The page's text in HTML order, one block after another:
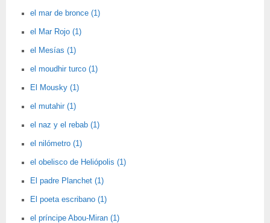
el mar de bronce (1)
el Mar Rojo (1)
el Mesías (1)
el moudhir turco (1)
El Mousky (1)
el mutahir (1)
el naz y el rebab (1)
el nilómetro (1)
el obelisco de Heliópolis (1)
El padre Planchet (1)
El poeta escribano (1)
el príncipe Abou-Miran (1)